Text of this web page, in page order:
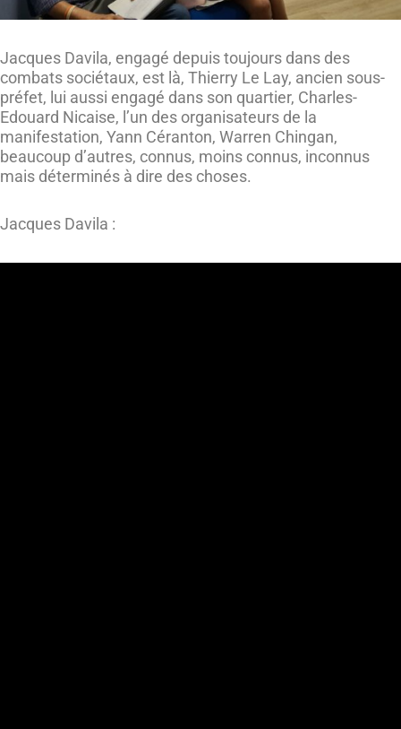
Jacques Davila, engagé depuis toujours dans des
combats sociétaux, est là, Thierry Le Lay, ancien sous-
préfet, lui aussi engagé dans son quartier, Charles-
Edouard Nicaise, l’un des organisateurs de la
manifestation, Yann Céranton, Warren Chingan,
beaucoup d’autres, connus, moins connus, inconnus
mais déterminés à dire des choses.
Jacques Davila :